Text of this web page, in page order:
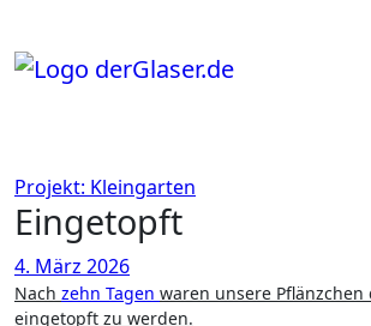
springen
Projekt: Kleingarten
Eingetopft
4. März 2026
Nach zehn Tagen waren unsere
eingetopft zu werden.